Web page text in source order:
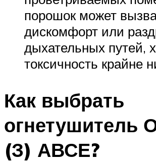
порошок может
дискомфорт или
дыхательных путей,
токсичность крайне
Как выбрать
огнетушитель
(З) АВСЕ?